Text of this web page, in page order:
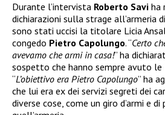
Durante l’intervista Roberto Savi ha
dichiarazioni sulla strage all’armeria
sono stati uccisi la titolare Licia
congedo Pietro Capolungo. “Certo
avevamo che armi in casa!” ha
sospetto che hanno sempre avuto
“L’obiettivo era Pietro Capolungo” ha
che lui era ex dei servizi segreti dei
diverse cose, come un giro d’armi e